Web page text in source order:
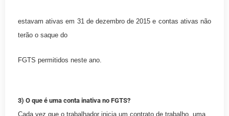
estavam ativas em 31 de dezembro de 2015 e contas ativas não
terão o saque do
FGTS permitidos neste ano.
3) O que é uma conta inativa no FGTS?
Cada vez que o trabalhador inicia um contrato de trabalho, uma